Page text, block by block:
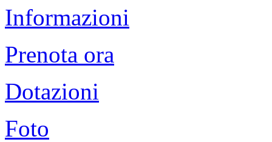
Informazioni
Prenota ora
Dotazioni
Foto